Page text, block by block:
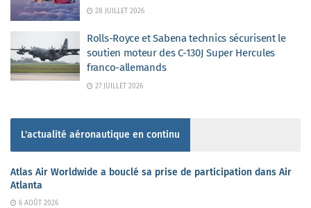
28 JUILLET 2026
Rolls-Royce et Sabena technics sécurisent le
soutien moteur des C-130J Super Hercules
franco-allemands
27 JUILLET 2026
L'actualité aéronautique en continu
Atlas Air Worldwide a bouclé sa prise de participation dans Air
Atlanta
6 AOÛT 2026